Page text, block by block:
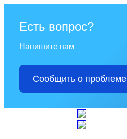
Есть вопрос?
Напишите нам
Сообщить о проблеме